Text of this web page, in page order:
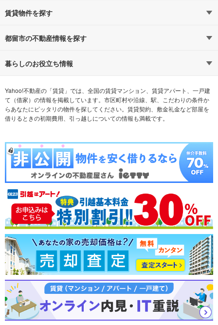
賃貸物件を探す
路線・駅から探す
通勤時間から探す
不動産会社から探す 希望の条件から探す
テーマから探す ランキングから探す
都留市の不動産情報を探す
不動産・住宅
新築マンション 中古マンション
新築一戸建て 中古一戸建て
注文住宅 土地
売却査定
暮らしのお役立ち情報
マンションカタログ 教えて！住まいの先生
Yahoo!不動産の「賃貸」では、全国の賃貸マンション、賃貸アパート、一戸建
て（借家）の情報を掲載しています。市区町村や沿線、駅、こだわりの条件か
らあなたにピッタリの物件を探してください。賃貸契約、敷金礼金など部屋を
借りるときの初期費用、引っ越しについての情報も満載です。